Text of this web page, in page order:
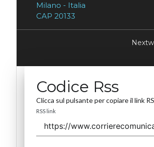
Milano - Italia
CAP 20133
Codice Rss
Clicca sul pulsante per copiare il link
RSS link